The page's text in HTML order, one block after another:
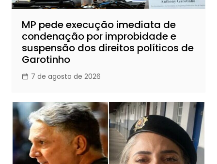
MP pede execução imediata de
condenação por improbidade e
suspensão dos direitos políticos de
Garotinho
7 de agosto de 2026